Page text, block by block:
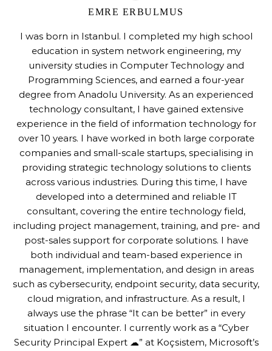
EMRE ERBULMUS
I was born in Istanbul. I completed my high school
education in system network engineering, my
university studies in Computer Technology and
Programming Sciences, and earned a four-year
degree from Anadolu University. As an experienced
technology consultant, I have gained extensive
experience in the field of information technology for
over 10 years. I have worked in both large corporate
companies and small-scale startups, specialising in
providing strategic technology solutions to clients
across various industries. During this time, I have
developed into a determined and reliable IT
consultant, covering the entire technology field,
including project management, training, and pre- and
post-sales support for corporate solutions. I have
both individual and team-based experience in
management, implementation, and design in areas
such as cybersecurity, endpoint security, data security,
cloud migration, and infrastructure. As a result, I
always use the phrase “It can be better” in every
situation I encounter. I currently work as a “Cyber
Security Principal Expert ☁” at Koçsistem, Microsoft’s